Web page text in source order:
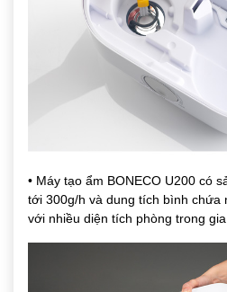
• Máy tạo ẩm BONECO U200 có
tới 300g/h và dung tích bình chứa
với nhiều diện tích phòng trong